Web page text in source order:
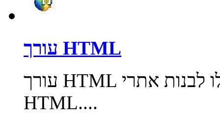
עורך HTML
עורך HTML טוב וחינמי שבעזרתו תוכלו לבנות אתרי
HTML....